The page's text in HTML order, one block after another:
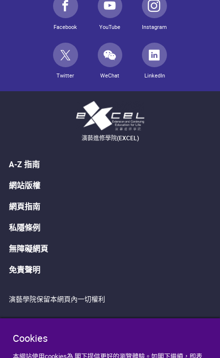
Cookies
本網站使用cookies為 閣下提供更好的瀏覽體驗。如閣下繼續，即表
Facebook YouTube Instagram
Twitter WeChat LinkedIn
演藝進修學院(EXCEL)
A-Z 指南
網站版權
網頁指南
私隱條例
無障礙網頁
免責聲明
演藝學院保留本網頁內一切權利